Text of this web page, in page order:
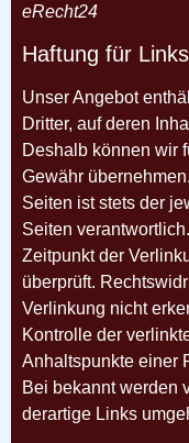
eRecht24
Haftung für Links
Unser Angebot
Dritter, auf deren
Deshalb können wir
Gewähr
Seiten iststets der
Seiten
Zeitpunkt der
überprüft.
Verlinkung nicht
Kontrolle der
Anhaltspunkte einer
Bei bekannt werden
derartige Links